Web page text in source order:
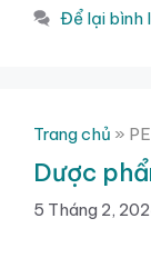
Để lại bình
Trang chủ »
Dược
5 Tháng 2,